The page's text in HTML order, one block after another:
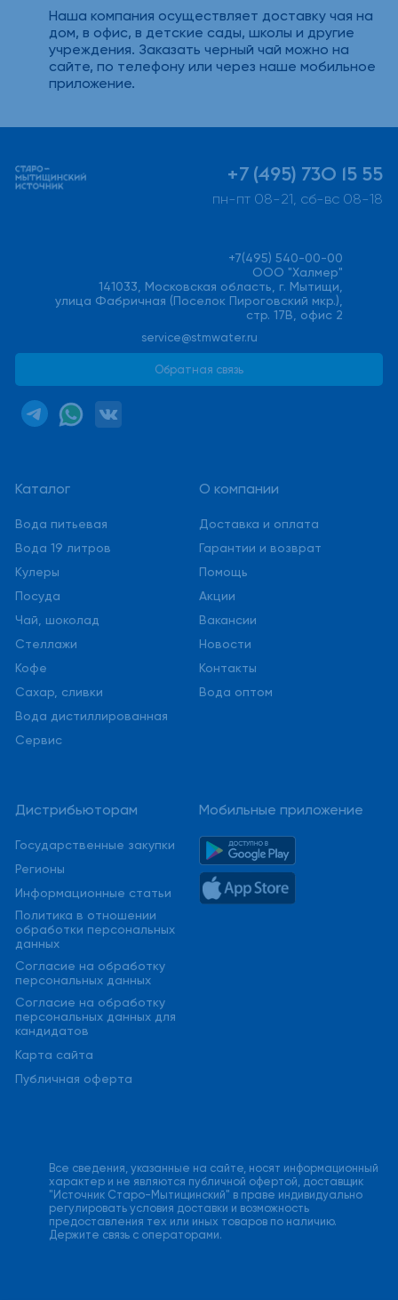
Наша компания осуществляет доставку чая на
дом, в офис, в детские сады, школы и другие
учреждения. Заказать черный чай можно на
сайте, по телефону или через наше мобильное
приложение.
Каталог
Вода питьевая
Вода 19 литров
Кулеры
Посуда
Чай, шоколад
Стеллажи
Кофе
Сахар, сливки
Вода дистиллированная
Сервис
О компании
Доставка и оплата
Гарантии и возврат
Помощь
Акции
Вакансии
Новости
Контакты
Вода оптом
Дистрибьюторам
Государственные закупки
Регионы
Информационные статьи
Политика в отношении
обработки персональных
данных
Cогласие на обработку
персональных данных
Cогласие на обработку
персональных данных для
кандидатов
Карта сайта
Публичная оферта
Мобильные приложение
+7 (495) 730 15 55
пн-пт 08-21, сб-вс 08-18
+7(495) 540-00-00
ООО "Халмер"
141033, Московская область, г. Мытищи,
улица Фабричная (Поселок Пироговский мкр.),
стр. 17В, офис 2
service@stmwater.ru
Обратная связь
Все сведения, указанные на сайте, носят информационный
характер и не являются публичной офертой, доставщик
"Источник Старо-Мытищинский" в праве индивидуально
регулировать условия доставки и возможность
предоставления тех или иных товаров по наличию.
Держите связь с операторами.